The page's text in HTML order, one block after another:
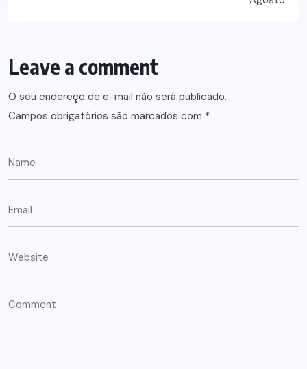
Leave a comment
O seu endereço de e-mail não será publicado.
Campos obrigatórios são marcados com *